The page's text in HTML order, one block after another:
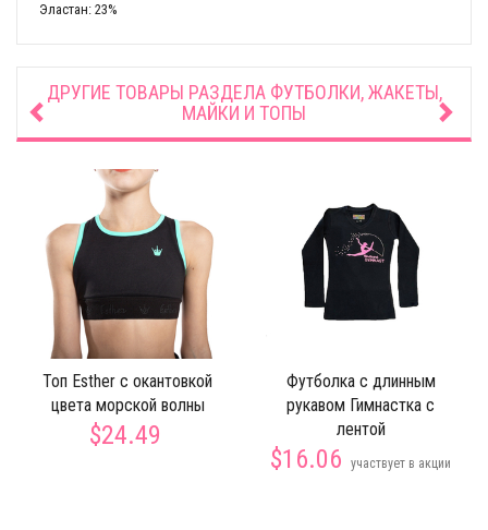
Эластан: 23%
ДРУГИЕ ТОВАРЫ РАЗДЕЛА ФУТБОЛКИ, ЖАКЕТЫ,
МАЙКИ И ТОПЫ
Топ Esther c окантовкой
цвета морской волны
$24.49
Футболка с длинным
рукавом Гимнастка с
лентой
$16.06 участвует в акции